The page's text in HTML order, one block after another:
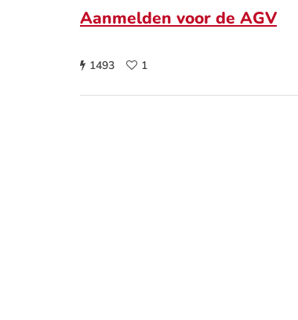
Aanmelden voor de AGV
1493 1